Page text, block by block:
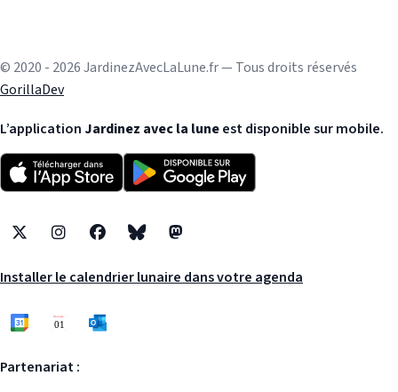
© 2020 - 2026 JardinezAvecLaLune.fr — Tous droits réservés
GorillaDev
L’application Jardinez avec la luneest disponible sur mobile.
X InstagramFacebookBlueskyMastodon
Installer le calendrier lunaire dans votre agenda
Partenariat :